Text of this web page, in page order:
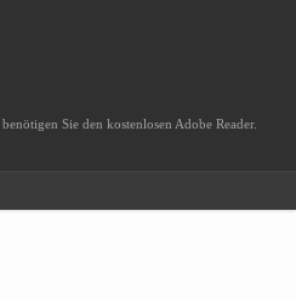
Sie den kostenlosen Adobe Reader.